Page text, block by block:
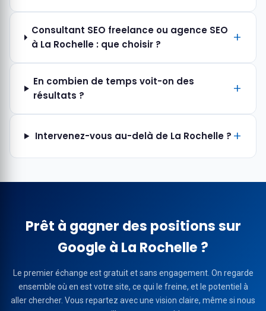
Consultant SEO freelance ou agence SEO
à La Rochelle : que choisir ?
En combien de temps voit-on des
résultats ?
Intervenez-vous au-delà de La Rochelle ?
Prêt à gagner des positions sur
Google à La Rochelle ?
Le premier échange est gratuit et sans engagement. On regarde
ensemble où en est votre site, ce qui le freine, et le potentiel à
aller chercher. Vous repartez avec une vision claire, même si nous